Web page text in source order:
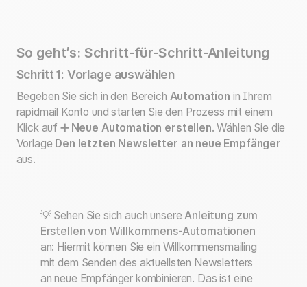
So geht’s: Schritt-für-Schritt-Anleitung
Schritt 1: Vorlage auswählen
Begeben Sie sich in den Bereich Automation in Ihrem
rapidmail Konto und starten Sie den Prozess mit einem
Klick auf ➕ Neue Automation erstellen. Wählen Sie die
Vorlage Den letzten Newsletter an neue Empfänger
aus.
💡 Sehen Sie sich auch unsereAnleitung zum
Erstellen von Willkommens-Automationen
an: Hiermit können Sie ein Willkommensmailing
mit dem Senden des aktuellsten Newsletters
an neue Empfänger kombinieren. Das ist eine